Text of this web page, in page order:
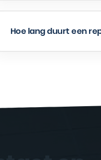
Hoe lang duurt een